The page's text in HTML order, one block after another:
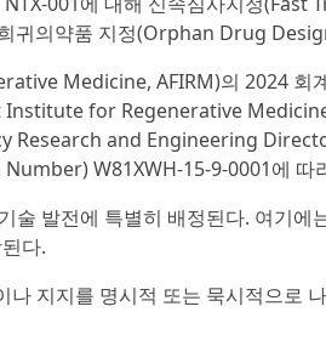
귀의약품 지정(Orphan Drug
Medicine, AFIRM)의 2024 회
for Regenerative
Research and Engineering
W81XWH-15-9-0001에 따
발전에 특별히 배정된다. 여기에
다.
지지를 명시적 또는 묵시적으로